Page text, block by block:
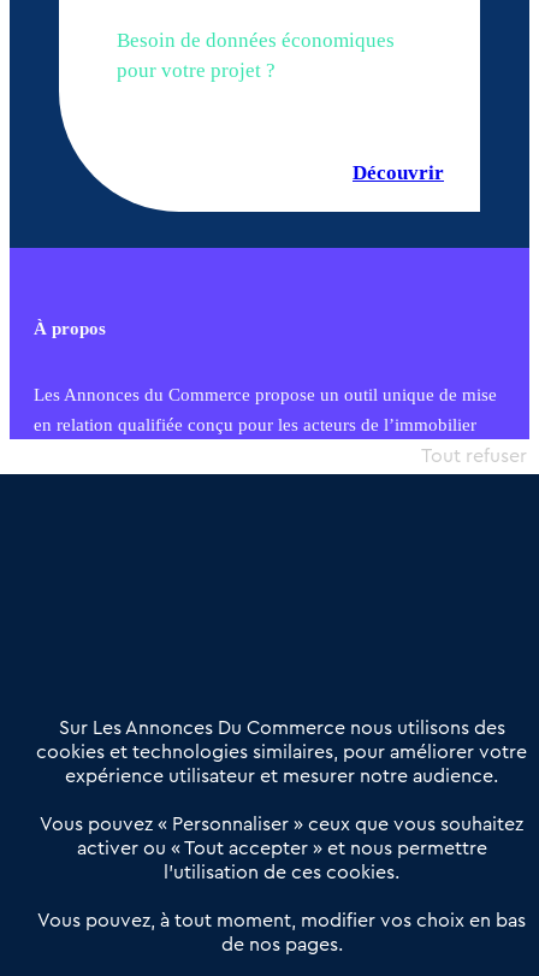
Besoin de données économiques
pour votre projet ?
Découvrir
À propos
Les Annonces du Commerce propose un outil unique de mise
en relation qualifiée conçu pour les acteurs de l’immobilier
commercial et les collectivités territoriales, simple et intégrant
Offres Pro
Actualités
Qui sommes nous ?
Derniers articles
Réseau 3C : un partenaire national dédié aux transactions
Petitscommerces : Un partenariat au service du commerce de
proximité et des territoires
Sur Les Annonces Du Commerce nous utilisons des
cookies et technologies similaires, pour améliorer votre
expérience utilisateur et mesurer notre audience.
Vous pouvez « Personnaliser » ceux que vous souhaitez
activer ou « Tout accepter » et nous permettre
l’utilisation de ces cookies.
Vous pouvez, à tout moment, modifier vos choix en bas
de nos pages.
Tout refuser